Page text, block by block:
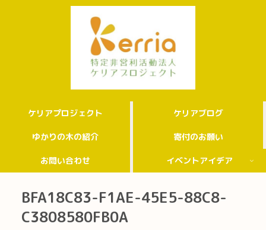
ケリアプロジェクト ケリアブログ
ゆかりの木の紹介 寄付のお願い
お問い合わせ イベントアイデア
BFA18C83-F1AE-45E5-88C8-
C3808580FB0A